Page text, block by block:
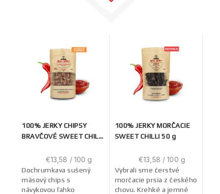
100% JERKY CHIPSY
BRAVČOVÉ SWEET CHILLI
Jednotková
cena:
€13,58 / 100 g
Dochrumkava sušený
mäsový chips s
návykovou ľahko
100% JERKY MORČACIE
SWEET CHILLI 50 g
Jednotková
cena:
€13,58 / 100 g
Vybrali sme čerstvé
morčacie prsia z českého
chovu. Krehké a jemné